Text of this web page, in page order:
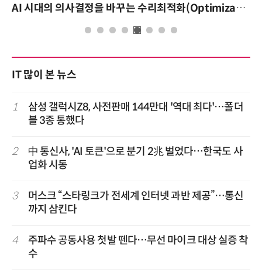
AI 시대의 의사결정을 바꾸는 수리최적화(Optimization): 실제 산업 적용 사례와 활용 전략
IT 많이 본 뉴스
1
삼성 갤럭시Z8, 사전판매 144만대 '역대 최다'…폴더
블 3종 통했다
2
中 통신사, 'AI 토큰'으로 분기 2兆 벌었다…한국도 사
업화 시동
3
머스크 “스타링크가 전세계 인터넷 과반 제공”…통신
까지 삼킨다
4
주파수 공동사용 첫발 뗀다…무선 마이크 대상 실증 착
수